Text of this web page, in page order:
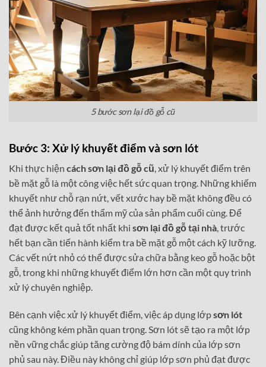
5 bước sơn lại đồ gỗ cũ
Bước 3: Xử lý khuyết điểm và sơn lót
Khi thực hiện cách sơn lại đồ gỗ cũ, xử lý khuyết điểm trên
bề mặt gỗ là một công việc hết sức quan trọng. Những khiếm
khuyết như chỗ rạn nứt, vết xước hay bề mặt không đều có
thể ảnh hưởng đến thẩm mỹ của sản phẩm cuối cùng. Để
đạt được kết quả tốt nhất khi sơn lại đồ gỗ tại nhà, trước
hết bạn cần tiến hành kiểm tra bề mặt gỗ một cách kỹ lưỡng.
Các vết nứt nhỏ có thể được sửa chữa bằng keo gỗ hoặc bột
gỗ, trong khi những khuyết điểm lớn hơn cần một quy trình
xử lý chuyên nghiệp.
Bên cạnh việc xử lý khuyết điểm, việc áp dụng lớpsơn lót
cũng không kém phần quan trọng. Sơn lót sẽ tạo ra một lớp
nền vững chắc giúp tăng cường độ bám dính của lớp sơn
phủ sau này. Điều này không chỉ giúp lớp sơn phủ đạt được